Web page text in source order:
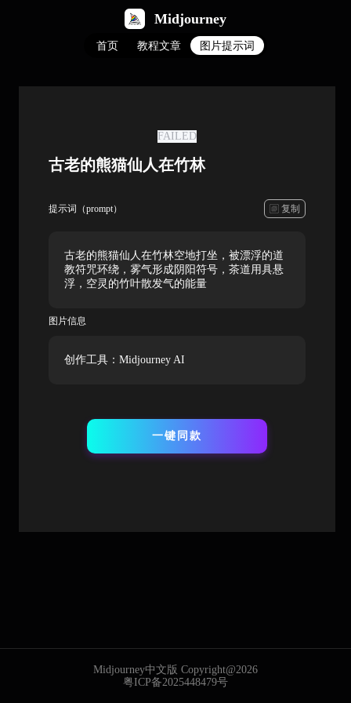
Midjourney
首页 教程文章 图片提示词
FAILED
古老的熊猫仙人在竹林
提示词（prompt） 复制
古老的熊猫仙人在竹林空地打坐，被漂浮的道
教符咒环绕，雾气形成阴阳符号，茶道用具悬
浮，空灵的竹叶散发气的能量
图片信息
创作工具：Midjourney AI
一键同款
Midjourney中文版 Copyright@2026
粤ICP备2025448479号